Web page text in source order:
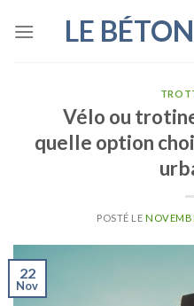
LE
Vélo ou
quelle option
POSTÉ LE
22
Nov